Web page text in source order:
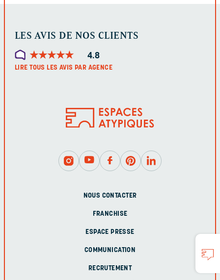
LES AVIS DE NOS CLIENTS
★★★★★
★★★★★ 4.8
LIRE TOUS LES AVIS PAR AGENCE
NOUS CONTACTER
FRANCHISE
ESPACE PRESSE
COMMUNICATION
RECRUTEMENT